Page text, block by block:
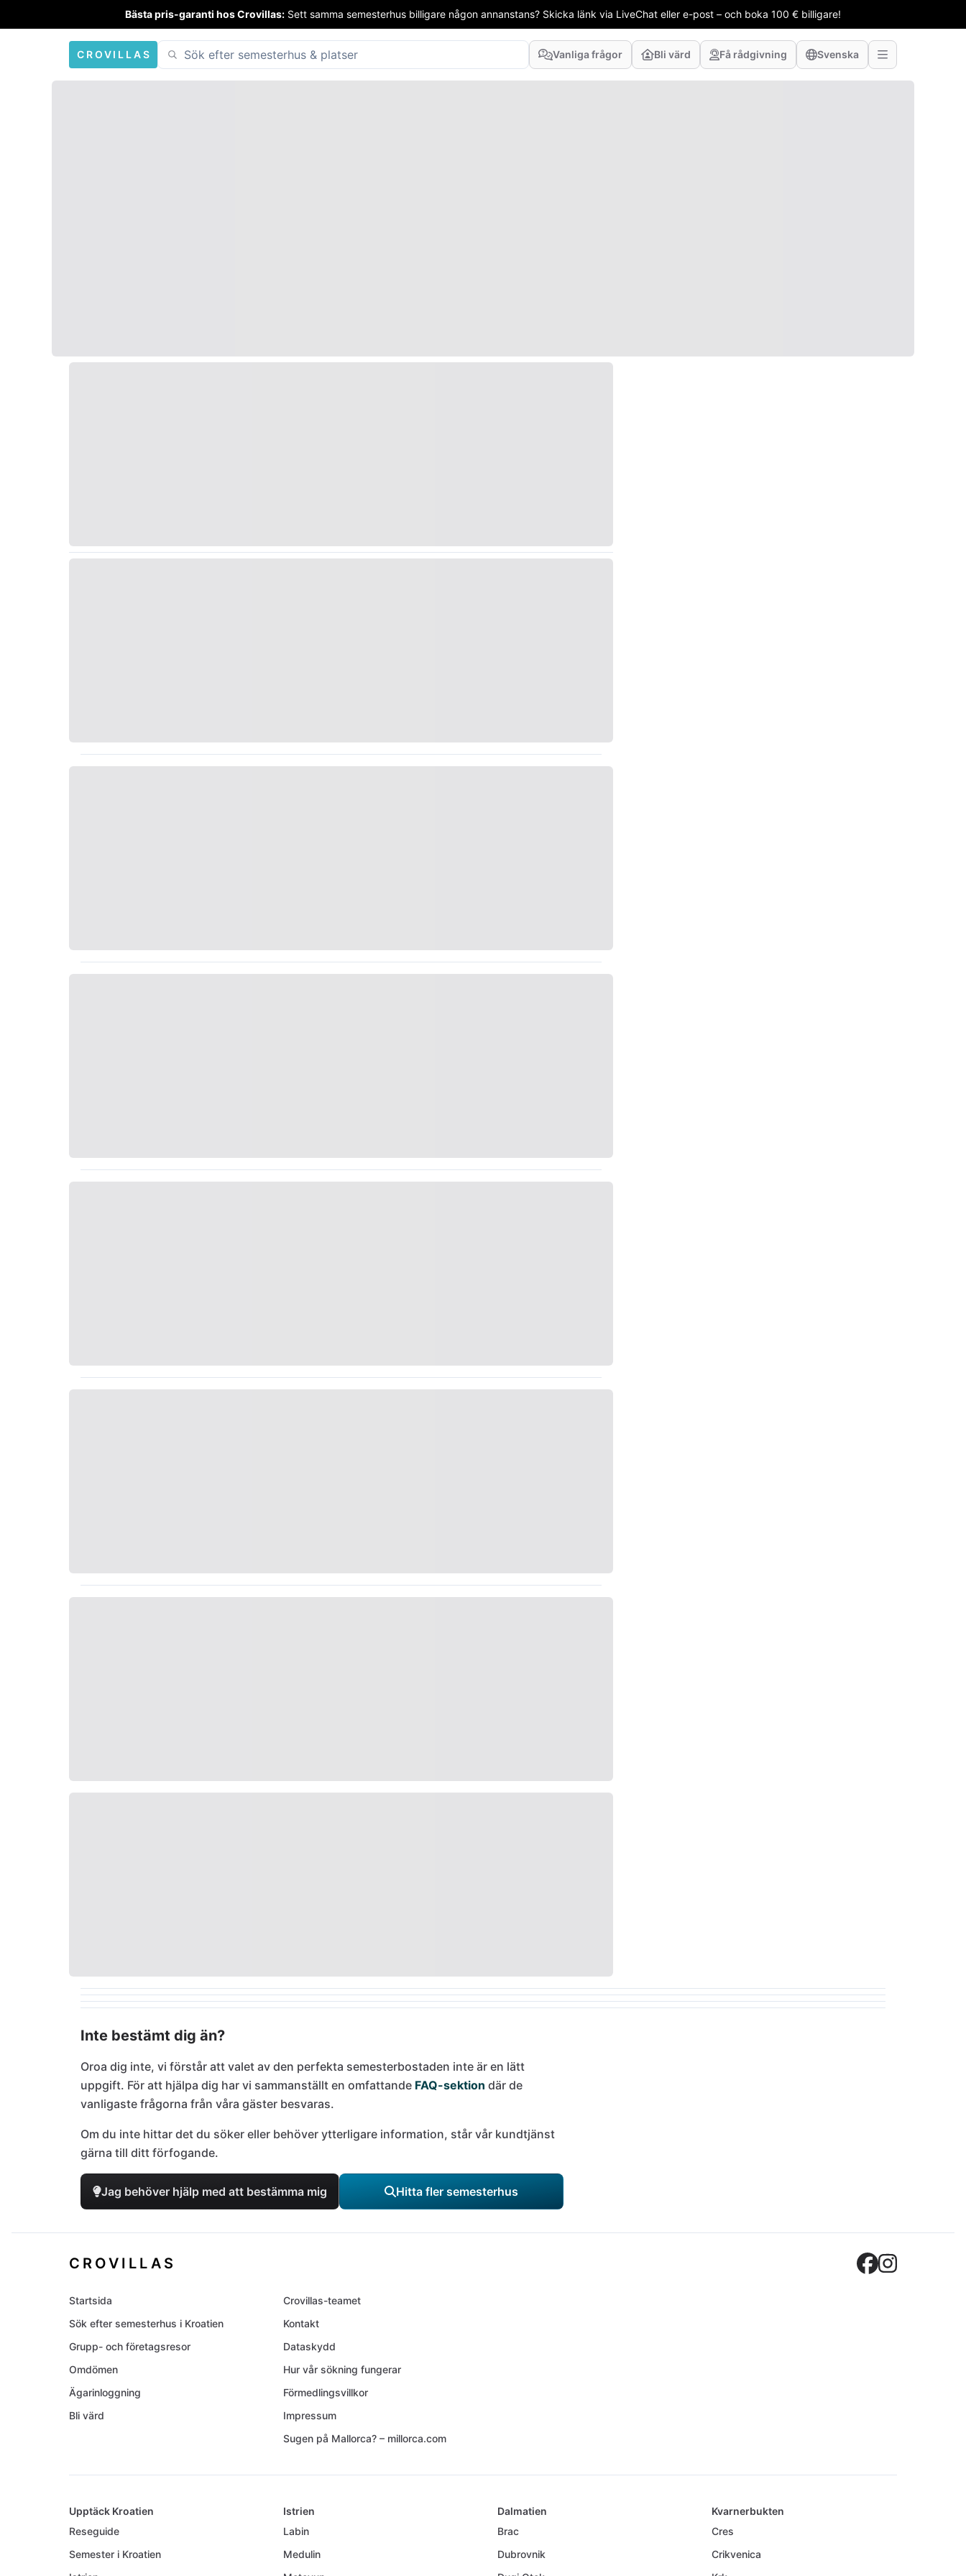
Bästa pris-garanti hos Crovillas: Sett samma semesterhus billigare någon annanstans? Skicka länk via LiveChat eller e-post – och boka 100 € billigare!
CROVILLAS Vanliga frågor Bli värd Få rådgivning Svenska
Inte bestämt dig än?
Oroa dig inte, vi förstår att valet av den perfekta semesterbostaden inte är en lätt
uppgift. För att hjälpa dig har vi sammanställt en omfattande FAQ-sektion där de
vanligaste frågorna från våra gäster besvaras.
Om du inte hittar det du söker eller behöver ytterligare information, står vår kundtjänst
gärna till ditt förfogande.
Jag behöver hjälp med att bestämma mig Hitta fler semesterhus
CROVILLAS
Startsida
Sök efter semesterhus i Kroatien
Grupp- och företagsresor
Omdömen
Ägarinloggning
Bli värd
Crovillas-teamet
Kontakt
Dataskydd
Hur vår sökning fungerar
Förmedlingsvillkor
Impressum
Sugen på Mallorca? – millorca.com
Upptäck Kroatien
Reseguide
Semester i Kroatien
Istrien
Labin
Medulin
Dalmatien
Brac
Dubrovnik
Kvarnerbukten
Cres
Crikvenica